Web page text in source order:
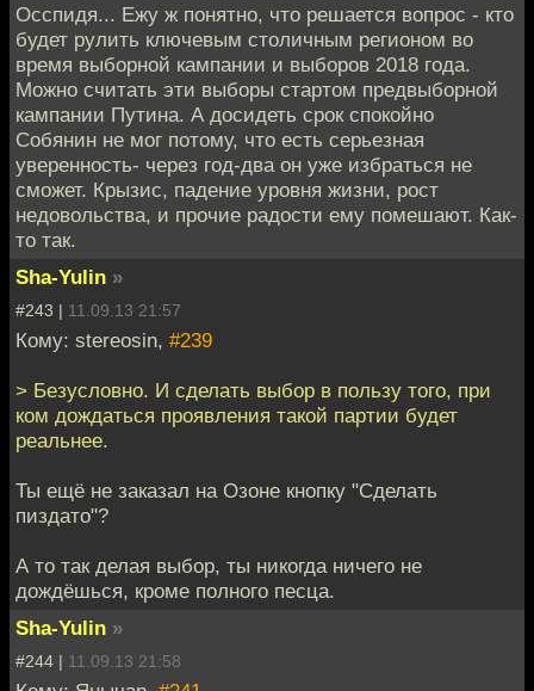
Осспидя... Ежу ж понятно, что решается вопрос - кто
будет рулить ключевым столичным регионом во
время выборной кампании и выборов 2018 года.
Можно считать эти выборы стартом предвыборной
кампании Путина. А досидеть срок спокойно
Собянин не мог потому, что есть серьезная
уверенность- через год-два он уже избраться не
сможет. Крызис, падение уровня жизни, рост
недовольства, и прочие радости ему помешают. Как-
то так.
Sha-Yulin »
#243 | 11.09.13 21:57
Кому: stereosin, #239
> Безусловно. И сделать выбор в пользу того, при
ком дождаться проявления такой партии будет
реальнее.
Ты ещё не заказал на Озоне кнопку "Сделать
пиздато"?
А то так делая выбор, ты никогда ничего не
дождёшься, кроме полного песца.
Sha-Yulin »
#244 | 11.09.13 21:58